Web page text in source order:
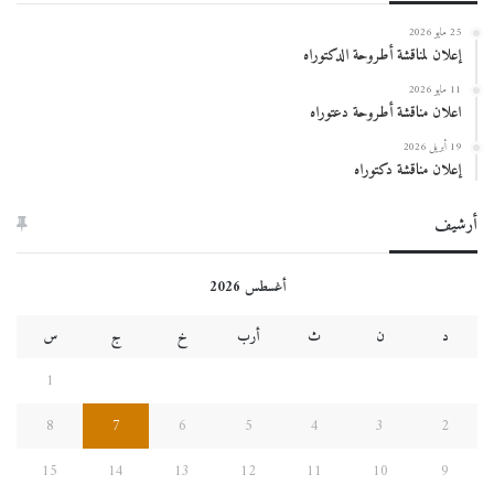
25 مايو 2026
إعلان لمناقشة أطروحة الدكتوراه
11 مايو 2026
اعلان مناقشة أطروحة دعتوراه
19 أبريل 2026
إعلان مناقشة دكتوراه
أرشيف
أغسطس 2026
د
ن ث أرب خ ج
س
1
2
3
4
5
6
7
8
9
10
11
12
13
14
15